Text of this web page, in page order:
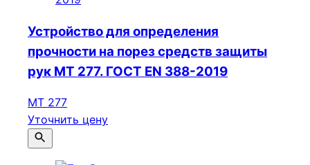
Устройство для определения
прочности на порез средств защиты
рук МТ 277. ГОСТ ЕN 388-2019
МТ 277
Уточнить цену